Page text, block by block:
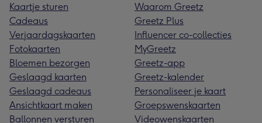
Kaartje sturen
Cadeaus
Verjaardagskaarten
Fotokaarten
Bloemen bezorgen
Geslaagd kaarten
Geslaagd cadeaus
Ansichtkaart maken
Ballonnen versturen
Waarom Greetz
Greetz Plus
Influencer co-collecties
MyGreetz
Greetz-app
Greetz-kalender
Personaliseer je kaart
Groepswenskaarten
Videowenskaarten